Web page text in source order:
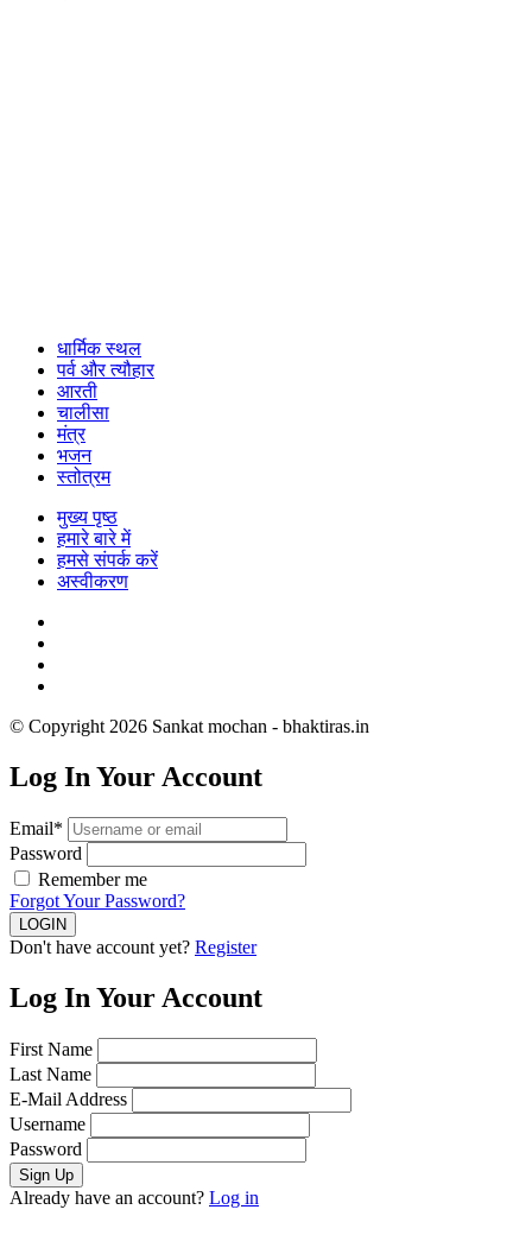
धार्मिक स्थल
पर्व और त्यौहार
आरती
चालीसा
मंत्र
भजन
स्तोत्रम
मुख्य पृष्ठ
हमारे बारे में
हमसे संपर्क करें
अस्वीकरण
© Copyright 2026 Sankat mochan - bhaktiras.in
Log In Your Account
Email*
Password
Remember me
Forgot Your Password?
Don't have account yet? Register
Log In Your Account
First Name
Last Name
E-Mail Address
Username
Password
Already have an account? Log in